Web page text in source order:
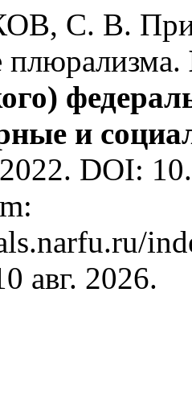
С. В.
и
DOI:
авг. 2026.